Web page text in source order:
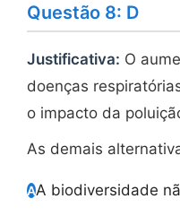
Questão 8: D
Justificativa: O
doenças
o impacto da
As demais
AA biodiversidade